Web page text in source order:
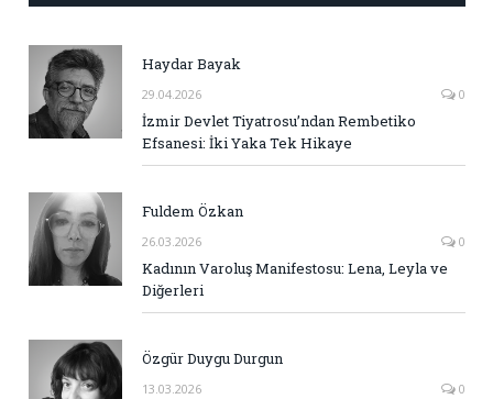
Haydar Bayak
29.04.2026 0
İzmir Devlet Tiyatrosu’ndan Rembetiko
Efsanesi: İki Yaka Tek Hikaye
Fuldem Özkan
26.03.2026 0
Kadının Varoluş Manifestosu: Lena, Leyla ve
Diğerleri
Özgür Duygu Durgun
13.03.2026 0